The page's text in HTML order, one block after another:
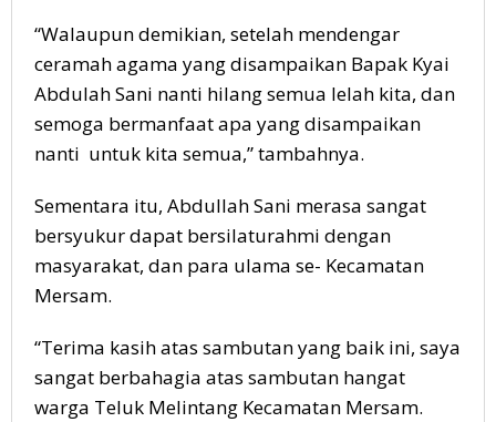
“Walaupun demikian, setelah mendengar
ceramah agama yang disampaikan Bapak Kyai
Abdulah Sani nanti hilang semua lelah kita, dan
semoga bermanfaat apa yang disampaikan
nanti untuk kita semua,” tambahnya.
Sementara itu, Abdullah Sani merasa sangat
bersyukur dapat bersilaturahmi dengan
masyarakat, dan para ulama se- Kecamatan
Mersam.
“Terima kasih atas sambutan yang baik ini, saya
sangat berbahagia atas sambutan hangat
warga Teluk Melintang Kecamatan Mersam.